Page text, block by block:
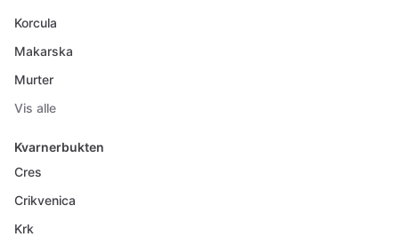
Korcula
Makarska
Murter
Vis alle
Kvarnerbukten
Cres
Crikvenica
Krk